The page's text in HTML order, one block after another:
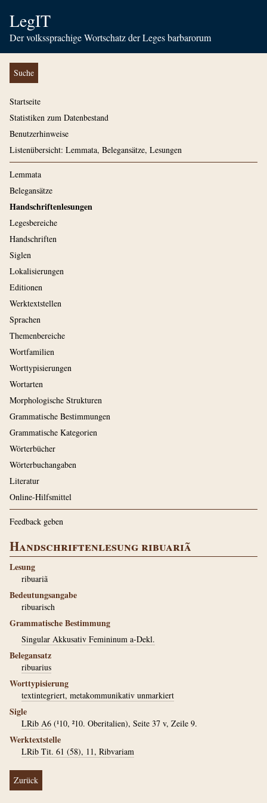
LegIT
Der volkssprachige Wortschatz der Leges barbarorum
Suche
Startseite
Statistiken zum Datenbestand
Benutzerhinweise
Listenübersicht: Lemmata, Belegansätze, Lesungen
Lemmata
Belegansätze
Handschriftenlesungen
Legesbereiche
Handschriften
Siglen
Lokalisierungen
Editionen
Werktextstellen
Sprachen
Themenbereiche
Wortfamilien
Worttypisierungen
Wortarten
Morphologische Strukturen
Grammatische Bestimmungen
Grammatische Kategorien
Wörterbücher
Wörterbuchangaben
Literatur
Online-Hilfsmittel
Feedback geben
Handschriftenlesung ribuariã
Lesung
ribuariã
Bedeutungsangabe
ribuarisch
Grammatische Bestimmung
Singular Akkusativ Femininum a-Dekl.
Belegansatz
ribuarius
Worttypisierung
textintegriert, metakommunikativ unmarkiert
Sigle
LRib A6 (¹10, ²10. Oberitalien), Seite 37 v, Zeile 9.
Werktextstelle
LRib Tit. 61 (58), 11, Ribvariam
Zurück